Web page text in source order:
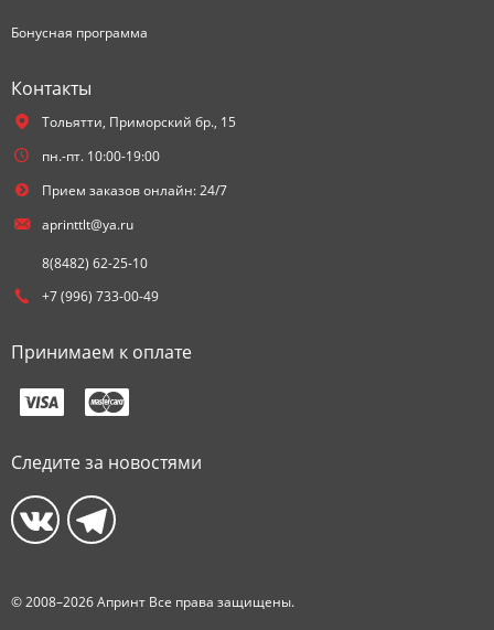
Бонусная программа
Контакты
Тольятти, Приморский бр., 15
пн.-пт. 10:00-19:00
Прием заказов онлайн: 24/7
aprinttlt@ya.ru
8(8482) 62-25-10
+7 (996) 733-00-49
Принимаем к оплате
Следите за новостями
© 2008–2026 Апринт Все права защищены.